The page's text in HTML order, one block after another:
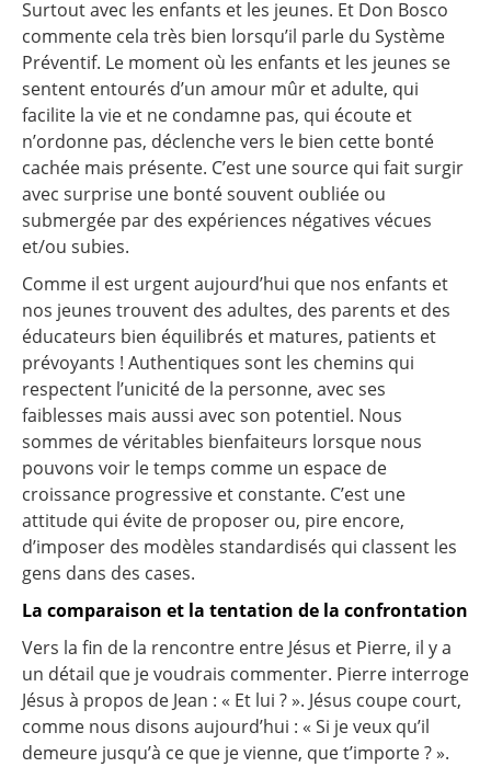
Surtout avec les enfants et les jeunes. Et Don Bosco
commente cela très bien lorsqu’il parle du Système
Préventif. Le moment où les enfants et les jeunes se
sentent entourés d’un amour mûr et adulte, qui
facilite la vie et ne condamne pas, qui écoute et
n’ordonne pas, déclenche vers le bien cette bonté
cachée mais présente. C’est une source qui fait surgir
avec surprise une bonté souvent oubliée ou
submergée par des expériences négatives vécues
et/ou subies.
Comme il est urgent aujourd’hui que nos enfants et
nos jeunes trouvent des adultes, des parents et des
éducateurs bien équilibrés et matures, patients et
prévoyants ! Authentiques sont les chemins qui
respectent l’unicité de la personne, avec ses
faiblesses mais aussi avec son potentiel. Nous
sommes de véritables bienfaiteurs lorsque nous
pouvons voir le temps comme un espace de
croissance progressive et constante. C’est une
attitude qui évite de proposer ou, pire encore,
d’imposer des modèles standardisés qui classent les
gens dans des cases.
La comparaison et la tentation de la confrontation
Vers la fin de la rencontre entre Jésus et Pierre, il y a
un détail que je voudrais commenter. Pierre interroge
Jésus à propos de Jean : « Et lui ? ». Jésus coupe court,
comme nous disons aujourd’hui : « Si je veux qu’il
demeure jusqu’à ce que je vienne, que t’importe ? ».